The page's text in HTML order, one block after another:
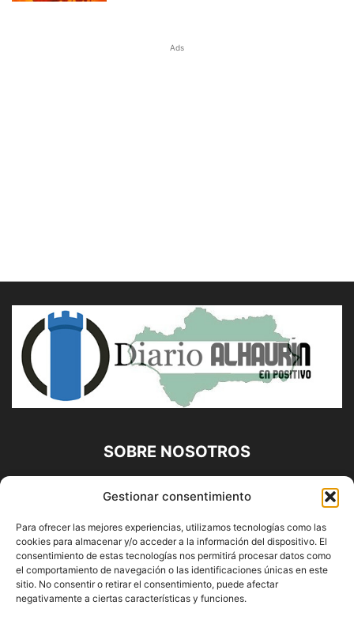
Gestionar consentimiento
Para ofrecer las mejores experiencias, utilizamos tecnologías como las
cookies para almacenar y/o acceder a la información del dispositivo. El
consentimiento de estas tecnologías nos permitirá procesar datos como
el comportamiento de navegación o las identificaciones únicas en este
sitio. No consentir o retirar el consentimiento, puede afectar
negativamente a ciertas características y funciones.
Ads
SOBRE NOSOTROS
Diario Alhaurín (www.alhaurindelatorre.com) Propiedad de
Francisco E. López López | 639 95 71 95 | Noticias de
Alhaurín de la Torre, Málaga y Provincia|
Contáctanos:info@alhaurindelatorre.com
SÍGUENOS